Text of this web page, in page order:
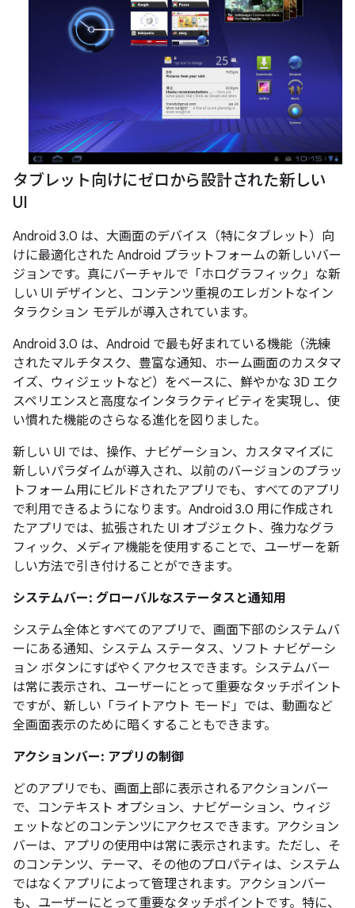
タブレット向けにゼロから設計された新しい
UI
Android 3.0 は、大画面のデバイス（特にタブレット）向
けに最適化された Android プラットフォームの新しいバー
ジョンです。真にバーチャルで「ホログラフィック」な新
しい UI デザインと、コンテンツ重視のエレガントなイン
タラクション モデルが導入されています。
Android 3.0 は、Android で最も好まれている機能（洗練
されたマルチタスク、豊富な通知、ホーム画面のカスタマ
イズ、ウィジェットなど）をベースに、鮮やかな 3D エク
スペリエンスと高度なインタラクティビティを実現し、使
い慣れた機能のさらなる進化を図りました。
新しい UI では、操作、ナビゲーション、カスタマイズに
新しいパラダイムが導入され、以前のバージョンのプラッ
トフォーム用にビルドされたアプリでも、すべてのアプリ
で利用できるようになります。Android 3.0 用に作成され
たアプリでは、拡張された UI オブジェクト、強力なグラ
フィック、メディア機能を使用することで、ユーザーを新
しい方法で引き付けることができます。
システムバー: グローバルなステータスと通知用
システム全体とすべてのアプリで、画面下部のシステムバ
ーにある通知、システム ステータス、ソフト ナビゲーシ
ョン ボタンにすばやくアクセスできます。システムバー
は常に表示され、ユーザーにとって重要なタッチポイント
ですが、新しい「ライトアウト モード」では、動画など
全画面表示のために暗くすることもできます。
アクションバー: アプリの制御
どのアプリでも、画面上部に表示されるアクションバー
で、コンテキスト オプション、ナビゲーション、ウィジ
ェットなどのコンテンツにアクセスできます。アクション
バーは、アプリの使用中は常に表示されます。ただし、そ
のコンテンツ、テーマ、その他のプロパティは、システム
ではなくアプリによって管理されます。アクションバー
も、ユーザーにとって重要なタッチポイントです。特に、